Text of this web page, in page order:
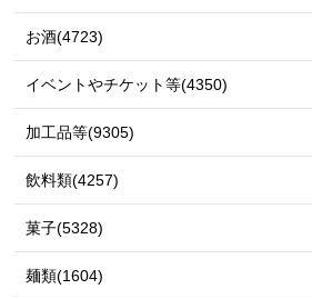
お酒(4723)
イベントやチケット等(4350)
加工品等(9305)
飲料類(4257)
菓子(5328)
麺類(1604)